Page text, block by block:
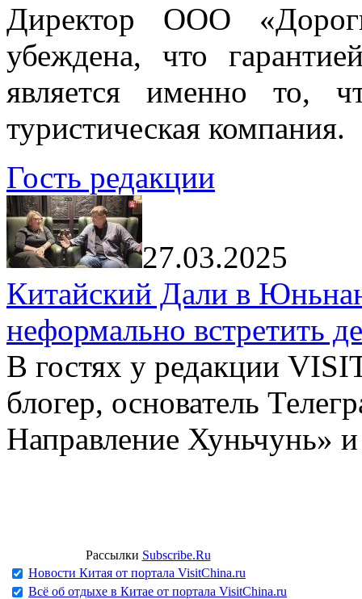
Директор ООО
убеждена, что
является именно то,
туристическая компания.
Гость редакции
27.03.2025
Китайский Дали в
неформально встретить
В гостях у редакции
блогер, основатель
Направление Хуньчунь»
Рассылки Subscribe.Ru
Новости Китая от портала VisitChina.ru
Всё об отдыхе в Китае от портала VisitChina.ru